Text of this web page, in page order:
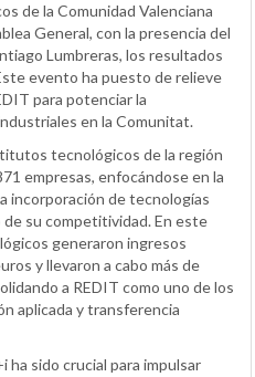
de la Comunidad Valenciana
General, con la presencia del
Lumbreras, los resultados
evento ha puesto de relieve
para potenciar la
en la Comunitat.
tecnológicos de la región
empresas, enfocándose en la
incorporación de tecnologías
su competitividad. En este
generaron ingresos
y llevaron a cabo más de
a REDIT como uno de los
aplicada y transferencia
ha sido crucial para impulsar